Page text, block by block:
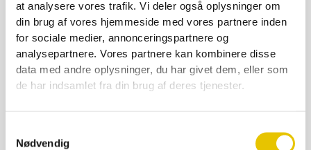
at analysere vores trafik. Vi deler også oplysninger om
din brug af vores hjemmeside med vores partnere inden
for sociale medier, annonceringspartnere og
analysepartnere. Vores partnere kan kombinere disse
data med andre oplysninger, du har givet dem, eller som
de har indsamlet fra din brug af deres tjenester.
Nødvendig
Flexispand fødev.godk 14L